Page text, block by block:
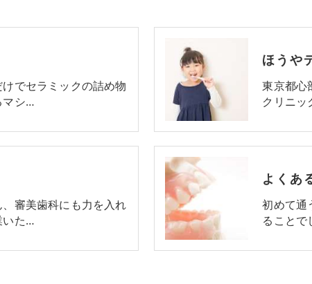
でセラミックの詰め物
マシ…
ほうや
東京都心
クリニ
審美歯科にも力を入れ
いた…
よくあ
初めて通
ること